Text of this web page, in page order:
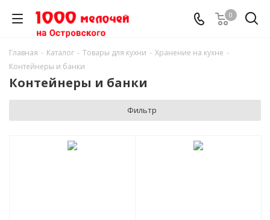
0
Главная - Каталог - Товары для кухни - Хранение на кухне -
Контейнеры и банки
Контейнеры и банки
Фильтр